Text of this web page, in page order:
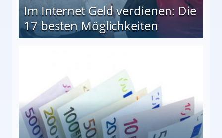
Im Internet Geld verdienen: Die
17 besten Möglichkeiten